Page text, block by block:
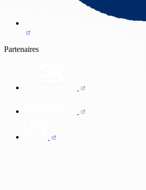
Partenaires